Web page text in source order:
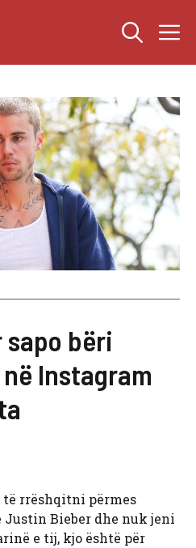
bëri
Instagram
të rrëshqitni përmes
Bieber dhe nuk jeni
e tij, kjo është për